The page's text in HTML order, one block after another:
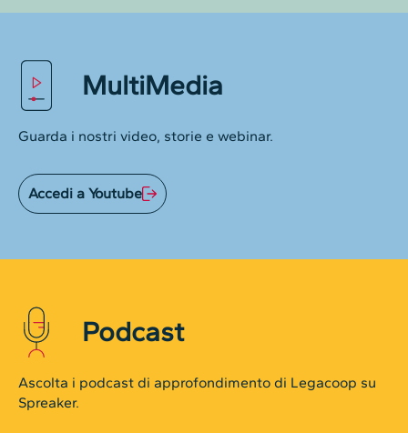
MultiMedia
Guarda i nostri video, storie e webinar.
Accedi a Youtube
Podcast
Ascolta i podcast di approfondimento di Legacoop su
Spreaker.